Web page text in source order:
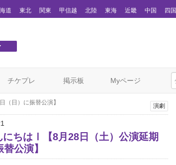
道 東北 関東 甲信越 北陸 東海 近畿 中国 四国
チケプレ 掲示板 Myページ
日）に振替公演】 演劇
にちはⅠ【8月28日（土）公演延期
公演】